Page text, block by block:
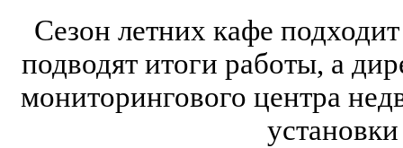
Сезон летних кафе
подводят итоги работы, а
мониторингового центра